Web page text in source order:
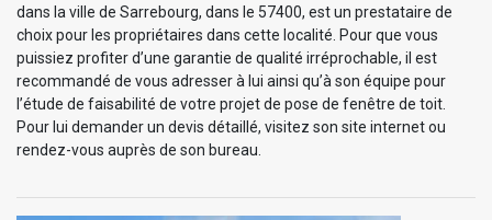
dans la ville de Sarrebourg, dans le 57400, est un prestataire de
choix pour les propriétaires dans cette localité. Pour que vous
puissiez profiter d’une garantie de qualité irréprochable, il est
recommandé de vous adresser à lui ainsi qu’à son équipe pour
l’étude de faisabilité de votre projet de pose de fenêtre de toit.
Pour lui demander un devis détaillé, visitez son site internet ou
rendez-vous auprès de son bureau.